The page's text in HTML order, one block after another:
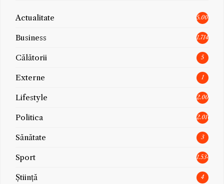
Actualitate 5.006
Business 1.714
Călătorii 5
Externe 1
Lifestyle 2.005
Politica 2.010
Sănătate 3
Sport 1.534
Știință 4